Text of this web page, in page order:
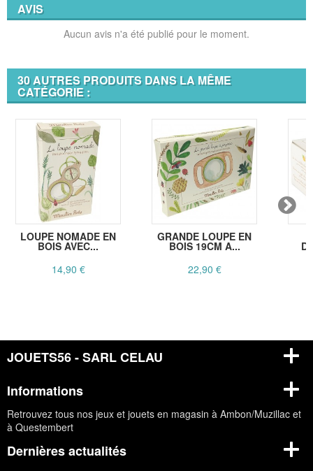
AVIS
Aucun avis n'a été publié pour le moment.
30 AUTRES PRODUITS DANS LA MÊME
CATÉGORIE :
LOUPE NOMADE EN
BOIS AVEC...
14,90 €
GRANDE LOUPE EN
BOIS 19CM A...
22,90 €
JOUETS56 - SARL CELAU
Informations
Retrouvez tous nos jeux et jouets en magasin à Ambon/Muzillac et
à Questembert
Dernières actualités